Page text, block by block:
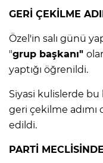
GERİ ÇEKİLME
Özel'in salı günü
"grup başkanı"
yaptığı öğrenildi.
Siyasi kulislerde bu
geri çekilme
edildi.
PARTİ